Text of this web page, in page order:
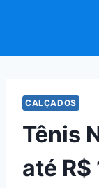
CALÇADOS
Tênis
até